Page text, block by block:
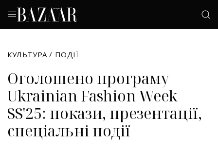
КУЛЬТУРА/ ПОДІЇ
Оголошено програму
Ukrainian Fashion Week
SS'25: покази, презентації,
спеціальні події